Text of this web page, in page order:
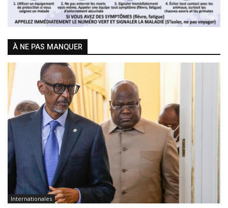
À NE PAS MANQUER
Internationales